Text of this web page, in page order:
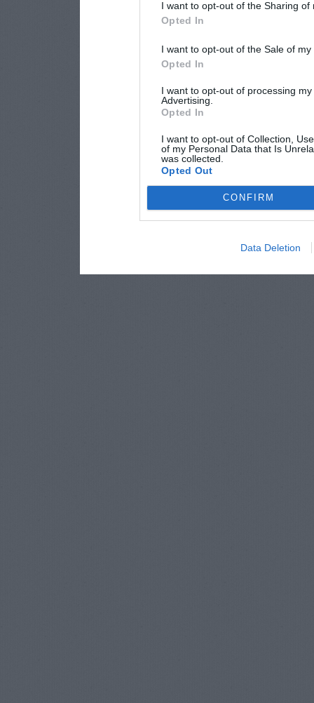
I want to opt-out of the Sharing of
Opted In
I want to opt-out of the Sale of
Opted In
I want to opt-out of processing
Advertising.
Opted In
I want to opt-out of Collection,
of my Personal Data that Is
was collected.
Opted Out
CONFIRM
Data Deletion